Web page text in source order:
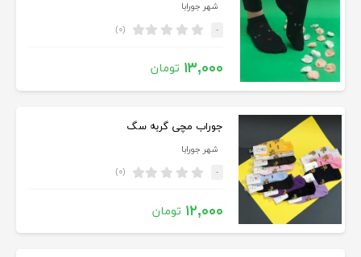
شهر جورابا
- (۰)
۱۳,۰۰۰ تومان
جوراب مچی گربه سگ
شهر جورابا
- (۰)
۱۲,۰۰۰ تومان